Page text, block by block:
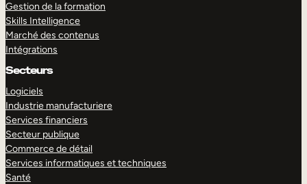
Gestion de la formation
Skills Intelligence
Marché des contenus
Intégrations
Secteurs
Logiciels
Industrie manufacturiere
Services financiers
Secteur publique
Commerce de détail
Services informatiques et techniques
Santé